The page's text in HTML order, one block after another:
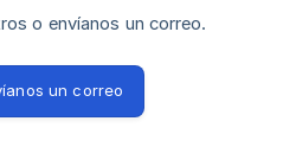
o envíanos un correo.
un correo